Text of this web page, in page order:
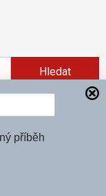
příběh